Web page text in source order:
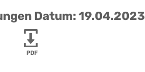
Datum: 19.04.2023
PDF